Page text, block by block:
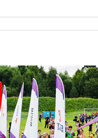
года условно
16:46ЦБ:
резервы
снизились
16:35
На